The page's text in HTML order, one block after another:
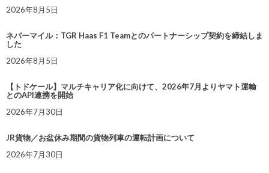
2026年8月5日
ネバーマイル：TGR Haas F1 Teamとのパートナーシップ契約を締結しま
した
2026年8月5日
【トドケール】マルチキャリア化に向けて、2026年7月よりヤマト運輸
とのAPI連携を開始
2026年7月30日
JR貨物／お盆休み期間の貨物列車の運転計画について
2026年7月30日